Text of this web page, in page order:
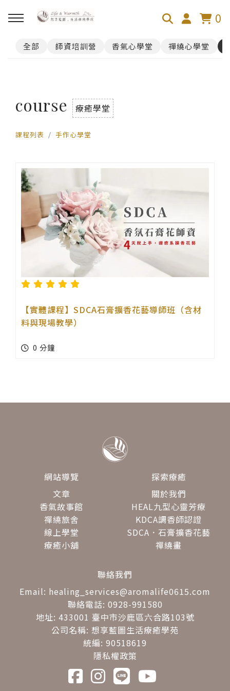
0
回主選單
禪繞遊台灣
全部 師資培訓營 香氣心學堂 禪繞心學堂
course 療癒學堂
課程列表 手作心學堂
【實體課程】SDCA石膏擴香花藝導師班（含材
料與現場教學）
0 分鐘
網站導覽
文章
香氣故事館
禪繞旅舍
線上學堂
療癒小舖
探索療癒
關於我們
HEAL九型心靈芳療
KDCA調香師認證
SDCA．石膏擴香花藝
禪繞畫
聯絡我們
Email: healing_services@aromalife0615.com
聯絡電話: 0928-991580
地址: 433001 臺中市沙鹿區六合路103號
公司名稱: 想享藍圖生活療癒學苑
統編: 90518619
隱私權政策